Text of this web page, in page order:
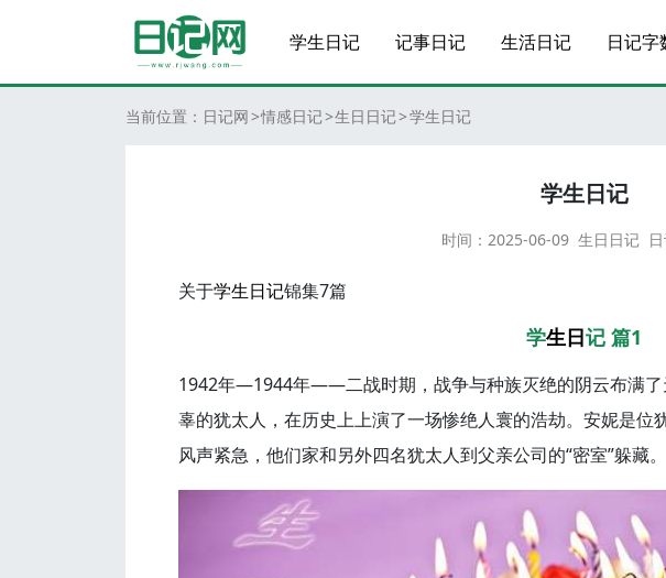
学生日记 记事日记 生活日记 日记字
当前位置： 日记网 情感日记 生日日记 学生日记
学生日记
时间： 2025-06-09 生日日记
关于学生日记锦集7篇
学生日记 篇1
1942年—1944年——二战时期，战争与种族灭绝的阴云布满了
辜的犹太人，在历史上上演了一场惨绝人寰的浩劫。安妮是位
风声紧急，他们家和另外四名犹太人到父亲公司的“密室”躲藏。